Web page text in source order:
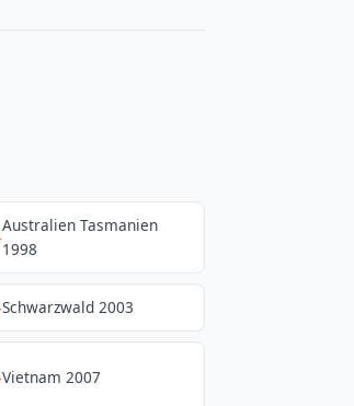
Australien Tasmanien
1998
Schwarzwald 2003
Vietnam 2007